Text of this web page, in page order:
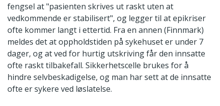
fengsel at "pasienten skrives ut raskt uten at
vedkommende er stabilisert", og legger til at epikriser
ofte kommer langt i ettertid. Fra en annen (Finnmark)
meldes det at oppholdstiden på sykehuset er under 7
dager, og at ved for hurtig utskriving får den innsatte
ofte raskt tilbakefall. Sikkerhetscelle brukes for å
hindre selvbeskadigelse, og man har sett at de innsatte
ofte er sykere ved løslatelse.